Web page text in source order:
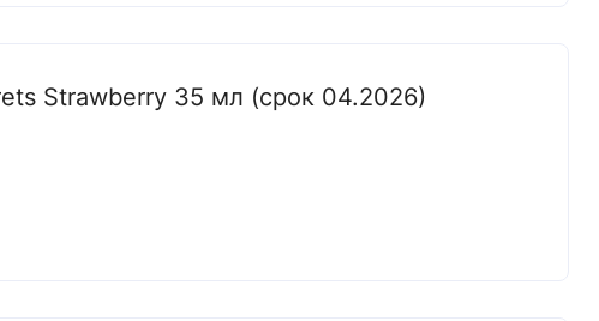
Strawberry 35 мл (срок 04.2026)